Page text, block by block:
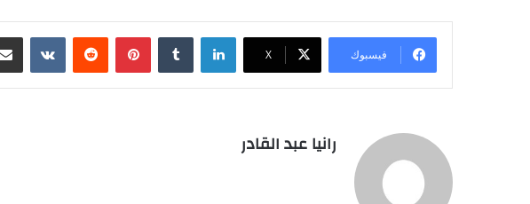
فيسبوك ‫X
لينكدإن بينتيريست
رانيا عبد القادر